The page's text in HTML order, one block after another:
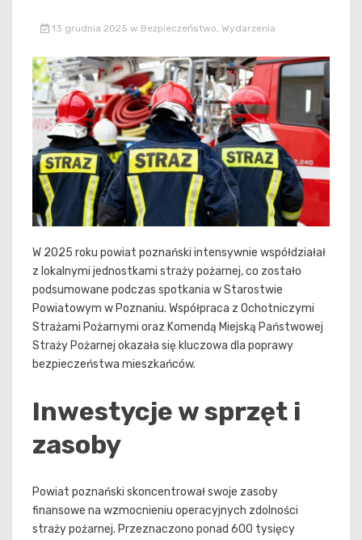
13 grudnia 2025 w Bezpieczeństwo, Wydarzenia
W 2025 roku powiat poznański intensywnie współdziałał
z lokalnymi jednostkami straży pożarnej, co zostało
podsumowane podczas spotkania w Starostwie
Powiatowym w Poznaniu. Współpraca z Ochotniczymi
Strażami Pożarnymi oraz Komendą Miejską Państwowej
Straży Pożarnej okazała się kluczowa dla poprawy
bezpieczeństwa mieszkańców.
Inwestycje w sprzęt i
zasoby
Powiat poznański skoncentrował swoje zasoby
finansowe na wzmocnieniu operacyjnych zdolności
straży pożarnej. Przeznaczono ponad 600 tysięcy